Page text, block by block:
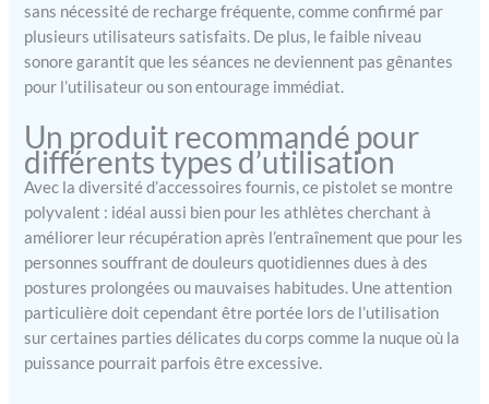
au moins 6 heures. Le
pistolet de massage est
doté d'un écran tactile LCD
affichant la vitesse et le
dispose d'une fonction
d'arrêt automatique après
10 minutes et d'une
minuterie intelligente avec
protection contre les
surtensions.
【Pistolet
de massage puissant】Ce
pistolet de massage
multifonctionnel sans fil à
percussion aide à réveiller
les muscles, à accélérer la
sans nécessité de recharge fréquente, comme confirmé par
plusieurs utilisateurs satisfaits. De plus, le faible niveau
sonore garantit que les séances ne deviennent pas gênantes
pour l’utilisateur ou son entourage immédiat.
Un produit recommandé pour
différents types d’utilisation
Avec la diversité d’accessoires fournis, ce pistolet se montre
polyvalent : idéal aussi bien pour les athlètes cherchant à
améliorer leur récupération après l’entraînement que pour les
personnes souffrant de douleurs quotidiennes dues à des
postures prolongées ou mauvaises habitudes. Une attention
particulière doit cependant être portée lors de l’utilisation
sur certaines parties délicates du corps comme la nuque où la
puissance pourrait parfois être excessive.